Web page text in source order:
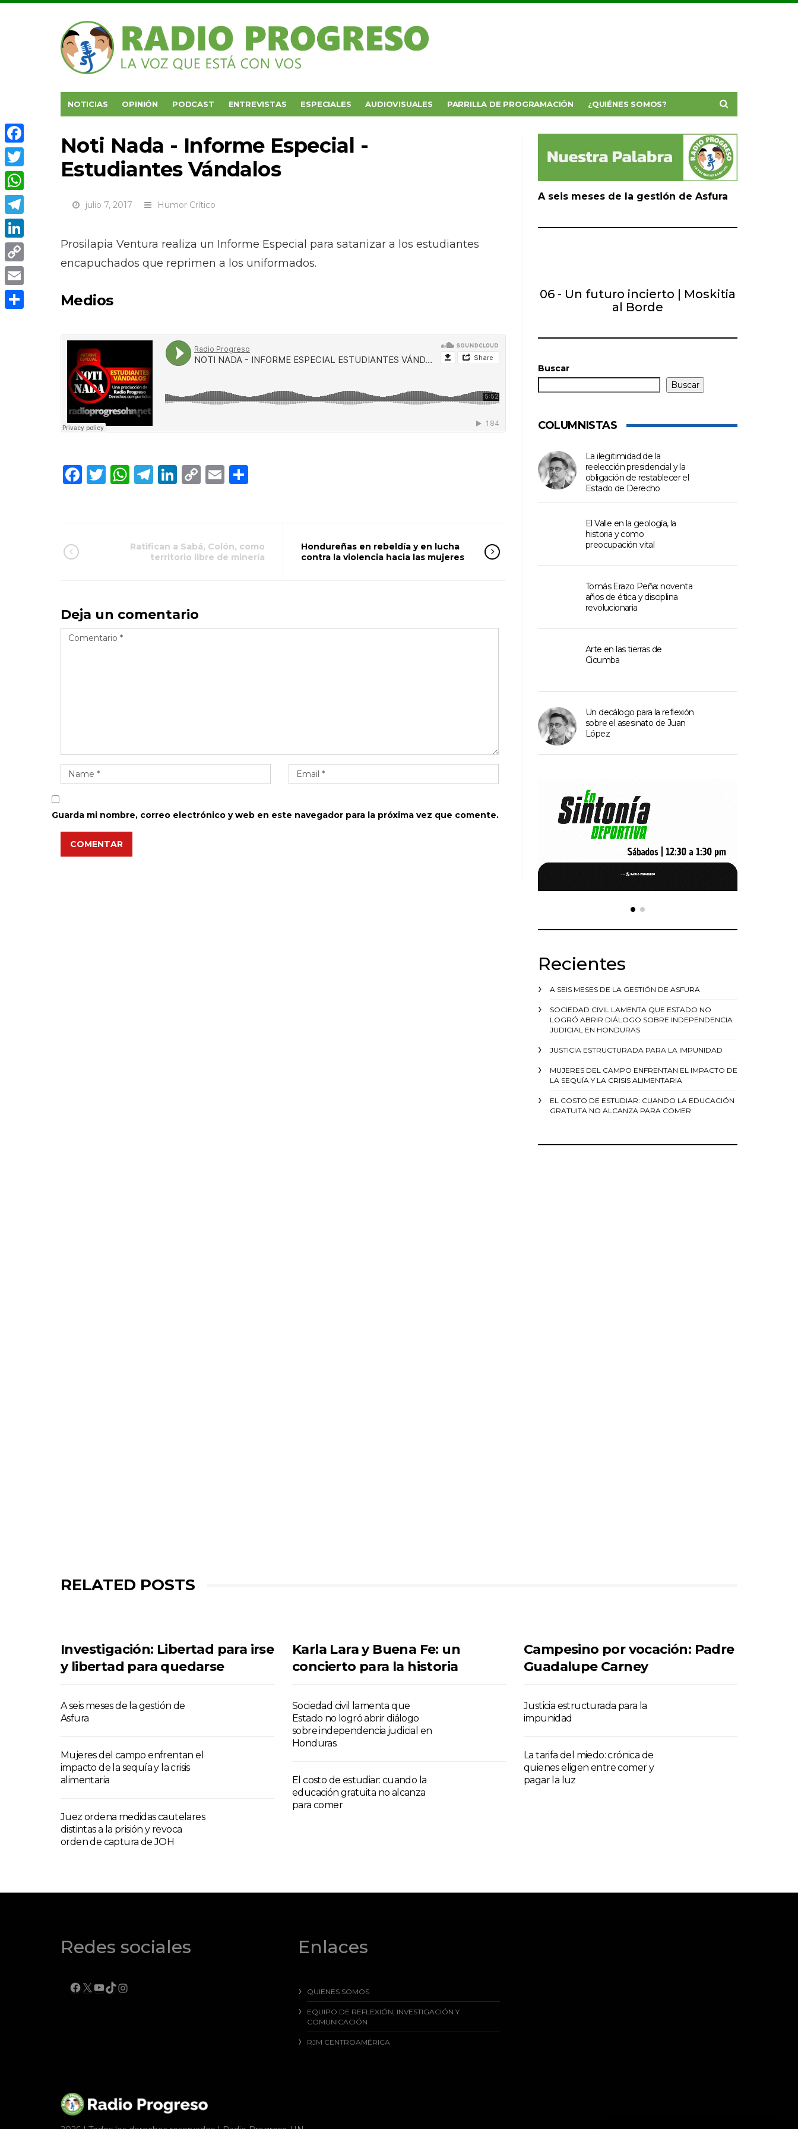
NOTICIAS OPINIÓN PODCAST ENTREVISTAS ESPECIALES AUDIOVISUALES PARRILLA DE PROGRAMACIÓN ¿QUIÉNES SOMOS?
Noti Nada - Informe Especial -
Estudiantes Vándalos
julio 7, 2017 Humor Crítico
Prosilapia Ventura realiza un Informe Especial para satanizar a los estudiantes
encapuchados que reprimen a los uniformados.
Medios
Facebook
Twitter
WhatsApp
Telegram
LinkedIn
CopyEmail
Ratifican a Sabá, Colón, como
territorio libre de minería
Hondureñas en rebeldía y en lucha
contra la violencia hacia las mujeres
Deja un comentario
Guarda mi nombre, correo electrónico y web en este navegador para la próxima vez que comente.
COMENTAR
A seis meses de la gestión de Asfura
06 - Un futuro incierto | Moskitia
al Borde
Buscar
Buscar
COLUMNISTAS
La ilegitimidad de la
reelección presidencial y la
obligación de restablecer el
Estado de Derecho
El Valle en la geología, la
historia y como
preocupación vital
Tomás Erazo Peña: noventa
años de ética y disciplina
revolucionaria
Arte en las tierras de
Cicumba
Un decálogo para la reflexión
sobre el asesinato de Juan
López
Recientes
A SEIS MESES DE LA GESTIÓN DE ASFURA
SOCIEDAD CIVIL LAMENTA QUE ESTADO NO
LOGRÓ ABRIR DIÁLOGO SOBRE INDEPENDENCIA
JUDICIAL EN HONDURAS
JUSTICIA ESTRUCTURADA PARA LA IMPUNIDAD
MUJERES DEL CAMPO ENFRENTAN EL IMPACTO DE
LA SEQUÍA Y LA CRISIS ALIMENTARIA
EL COSTO DE ESTUDIAR: CUANDO LA EDUCACIÓN
GRATUITA NO ALCANZA PARA COMER
RELATED POSTS
Investigación: Libertad para irse
y libertad para quedarse
A seis meses de la gestión de
Asfura
Mujeres del campo enfrentan el
impacto de la sequía y la crisis
alimentaria
Juez ordena medidas cautelares
distintas a la prisión y revoca
orden de captura de JOH
Karla Lara y Buena Fe: un
concierto para la historia
Sociedad civil lamenta que
Estado no logró abrir diálogo
sobre independencia judicial en
Honduras
El costo de estudiar: cuando la
educación gratuita no alcanza
para comer
Campesino por vocación: Padre
Guadalupe Carney
Justicia estructurada para la
impunidad
La tarifa del miedo: crónica de
quienes eligen entre comer y
pagar la luz
Redes sociales
FACEBOOK
X YOUTUBE
TIKTOK
INSTAGRAM
Enlaces
QUIENES SOMOS
EQUIPO DE REFLEXIÓN, INVESTIGACIÓN Y
COMUNICACIÓN
RJM CENTROAMÉRICA
Facebook
Twitter
WhatsApp
Telegram
LinkedIn
Copy
Link
Email